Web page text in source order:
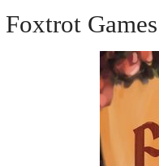
Games